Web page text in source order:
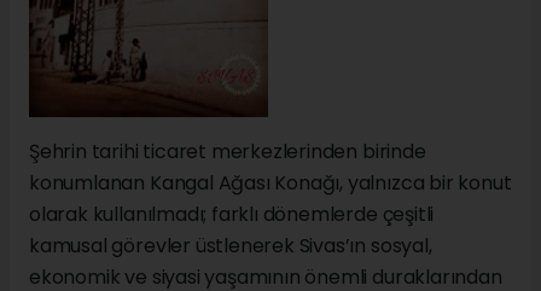
Şehrin tarihi ticaret merkezlerinden birinde
konumlanan Kangal Ağası Konağı, yalnızca bir konut
olarak kullanılmadı; farklı dönemlerde çeşitli
kamusal görevler üstlenerek Sivas’ın sosyal,
ekonomik ve siyasi yaşamının önemli duraklarından